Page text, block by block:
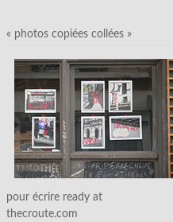
« photos copiées collées »
pour écrire ready at
thecroute.com